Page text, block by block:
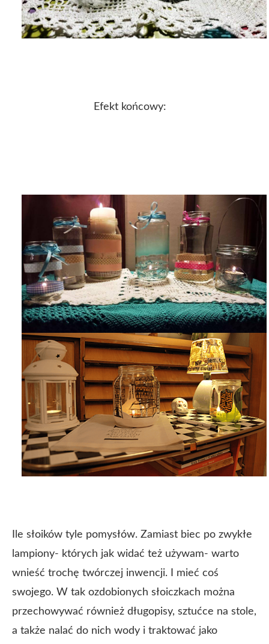
Efekt końcowy:
Ile słoików tyle pomysłów. Zamiast biec po zwykłe
lampiony- których jak widać też używam- warto
wnieść trochę twórczej inwencji. I mieć coś
swojego. W tak ozdobionych słoiczkach można
przechowywać również długopisy, sztućce na stole,
a także nalać do nich wody i traktować jako